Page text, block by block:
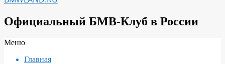
Официальный БМВ-Клуб в России
Вторичное
Меню
Главная